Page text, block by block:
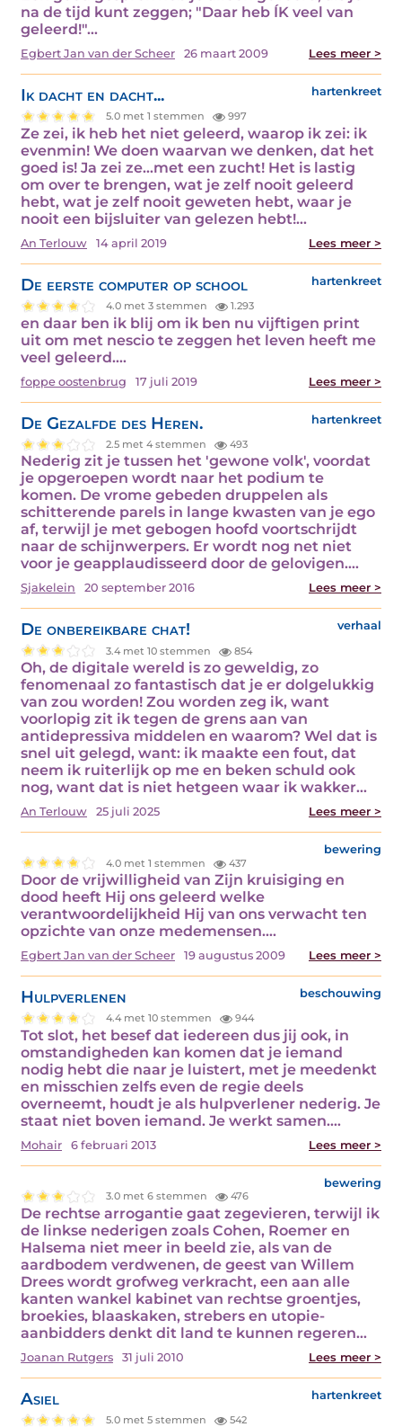
na de tijd kunt zeggen; "Daar heb ÍK veel van
geleerd!"…
Egbert Jan van der Scheer 26 maart 2009 Lees meer >
Ik dacht en dacht... hartenkreet
5.0 met 1 stemmen 997
Ze zei, ik heb het niet geleerd, waarop ik zei: ik
evenmin! We doen waarvan we denken, dat het
goed is! Ja zei ze...met een zucht! Het is lastig
om over te brengen, wat je zelf nooit geleerd
hebt, wat je zelf nooit geweten hebt, waar je
nooit een bijsluiter van gelezen hebt!…
An Terlouw 14 april 2019 Lees meer >
De eerste computer op school hartenkreet
4.0 met 3 stemmen 1.293
en daar ben ik blij om ik ben nu vijftigen print
uit om met nescio te zeggen het leven heeft me
veel geleerd.…
foppe oostenbrug 17 juli 2019 Lees meer >
De Gezalfde des Heren. hartenkreet
2.5 met 4 stemmen 493
Nederig zit je tussen het 'gewone volk', voordat
je opgeroepen wordt naar het podium te
komen. De vrome gebeden druppelen als
schitterende parels in lange kwasten van je ego
af, terwijl je met gebogen hoofd voortschrijdt
naar de schijnwerpers. Er wordt nog net niet
voor je geapplaudisseerd door de gelovigen.…
Sjakelein 20 september 2016 Lees meer >
De onbereikbare chat! verhaal
3.4 met 10 stemmen 854
Oh, de digitale wereld is zo geweldig, zo
fenomenaal zo fantastisch dat je er dolgelukkig
van zou worden! Zou worden zeg ik, want
voorlopig zit ik tegen de grens aan van
antidepressiva middelen en waarom? Wel dat is
snel uit gelegd, want: ik maakte een fout, dat
neem ik ruiterlijk op me en beken schuld ook
nog, want dat is niet hetgeen waar ik wakker…
An Terlouw 25 juli 2025 Lees meer >
bewering
4.0 met 1 stemmen 437
Door de vrijwilligheid van Zijn kruisiging en
dood heeft Hij ons geleerd welke
verantwoordelijkheid Hij van ons verwacht ten
opzichte van onze medemensen.…
Egbert Jan van der Scheer 19 augustus 2009 Lees meer >
Hulpverlenen beschouwing
4.4 met 10 stemmen 944
Tot slot, het besef dat iedereen dus jij ook, in
omstandigheden kan komen dat je iemand
nodig hebt die naar je luistert, met je meedenkt
en misschien zelfs even de regie deels
overneemt, houdt je als hulpverlener nederig. Je
staat niet boven iemand. Je werkt samen.…
Mohair 6 februari 2013 Lees meer >
bewering
3.0 met 6 stemmen 476
De rechtse arrogantie gaat zegevieren, terwijl ik
de linkse nederigen zoals Cohen, Roemer en
Halsema niet meer in beeld zie, als van de
aardbodem verdwenen, de geest van Willem
Drees wordt grofweg verkracht, een aan alle
kanten wankel kabinet van rechtse groentjes,
broekies, blaaskaken, strebers en utopie-
aanbidders denkt dit land te kunnen regeren…
Joanan Rutgers 31 juli 2010 Lees meer >
Asiel hartenkreet
5.0 met 5 stemmen 542